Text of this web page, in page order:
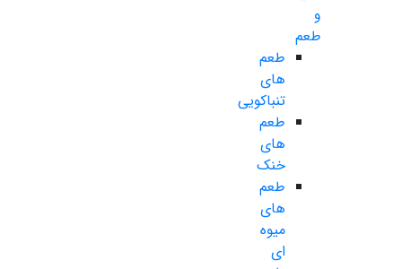
و
طعم
طعم
های
تنباکویی
طعم
های
خنک
طعم
های
میوه
ای